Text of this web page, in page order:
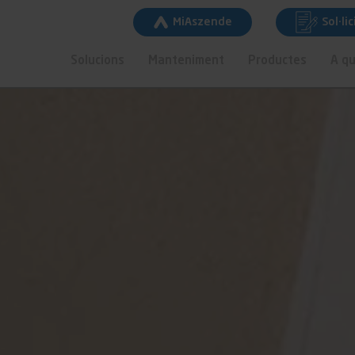
MiAszende